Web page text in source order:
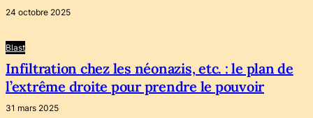
24 octobre 2025
Blast
Infiltration chez les néonazis, etc. : le plan de
l’extrême droite pour prendre le pouvoir
31 mars 2025